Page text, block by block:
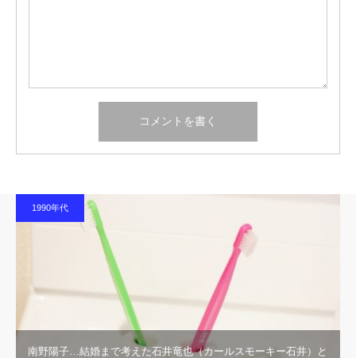
1990年代
南野陽子…結婚まで考えた石井竜也（カールスモーキー石井）と